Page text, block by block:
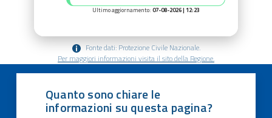
Ultimo aggiornamento: 07-08-2026 | 12:23
Fonte dati: Protezione Civile Nazionale.
Per maggiori informazioni visita il sito della Regione.
Quanto sono chiare le
informazioni su questa pagina?